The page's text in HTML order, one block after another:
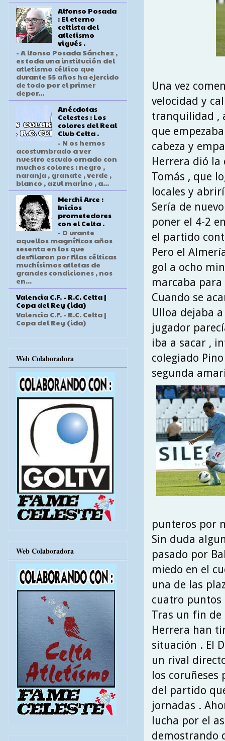
Una vez
velocidad y
tranquilidad ,
que
cabeza y
Herrera dió la
Tomás , que
locales y
Sería de
poner el 4-2
el partido
Pero el
gol a ocho
marcaba
Cuando se
Ulloa dejaba
jugador
iba a sacar ,
colegiado
segunda
punteros por
Sin duda
pasado por
miedo en el
una de las
cuatro puntos
Tras un fin de
Herrera han
situación . El
un rival
los coruñeses
del partido
jornadas .
lucha por el
demostrando
Alfonso Posada
: El eterno
celtista del
atletismo
vigués .
- A lfonso Posada Sánchez ,
es toda una institución del
atletismo céltico que
durante 55 años ha ejercido
de todo por el primer
depor...
Anécdotas
Celestes : Los
colores del Real
Club Celta .
- N os hemos
acostumbrado a ver
nuestro escudo ornado con
muchos colores : negro ,
naranja , granate , verde ,
blanco , azul marino , a...
Merchi Arce :
Inicios
prometedores
con el Celta .
- D urante
aquellos magníficos años
sesenta en los que
desfilaron por filas célticas
muchísimos atletas de
grandes condiciones , nos
en...
Valencia C.F. - R.C. Celta |
Copa del Rey (ida)
Valencia C.F. - R.C. Celta |
Copa del Rey (ida)
Web Colaboradora
Web Colaboradora